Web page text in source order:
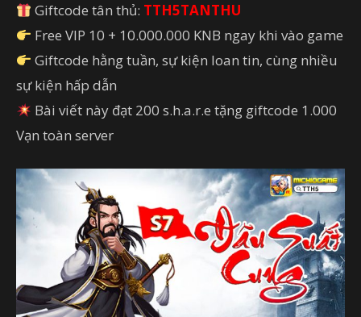
Giftcode tân thủ: TTH5TANTHU
Free VIP 10 + 10.000.000 KNB ngay khi vào game
Giftcode hằng tuần, sự kiện loan tin, cùng nhiều
sự kiện hấp dẫn
Bài viết này đạt 200 s.h.a.r.e tặng giftcode 1.000
Vạn toàn server